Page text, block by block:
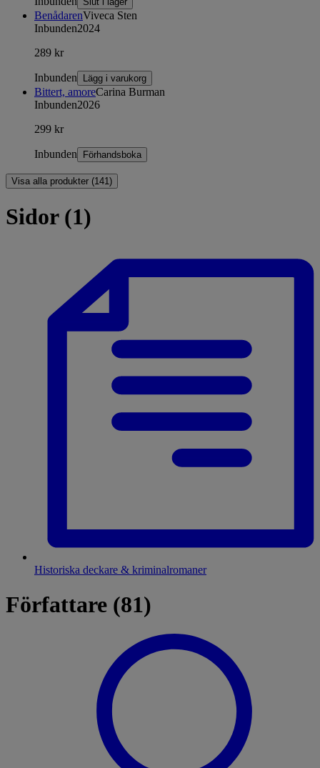
BenådarenViveca Sten
Inbunden2024
289 kr
Inbunden Lägg i varukorg
Bittert, amoreCarina Burman
Inbunden2026
299 kr
Inbunden Förhandsboka
Visa alla produkter (141)
Sidor (1)
Historiska deckare & kriminalromaner
Författare (81)